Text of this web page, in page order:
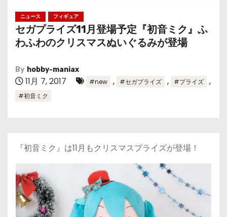
ニュース フィギュア
セガプライズ11月登場予定『初音ミク』ふ
わふわのクリスマスぬいぐるみが登場
By hobby-maniax
11月 7, 2017 #new , #セガプライズ , #プライズ ,
#初音ミク
『初音ミク』は11月もクリスマスプライズが登場！